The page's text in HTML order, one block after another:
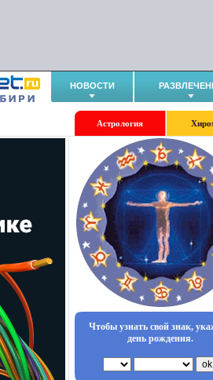
НОВОСТИ
Астрология
Чтобы узнать свой знак,
день рождения.